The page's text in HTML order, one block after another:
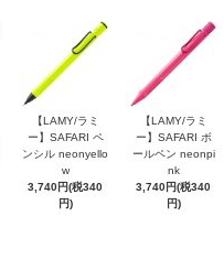
【LAMY/ラミ
ー】SAFARI ペ
ンシル neonyello
w
3,740円(税340
円)
【LAMY/ラミ
ー】SAFARI ボ
ールペン neonpi
nk
3,740円(税340
円)